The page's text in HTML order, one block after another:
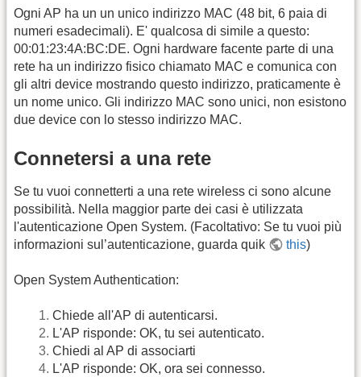
Ogni AP ha un un unico indirizzo MAC (48 bit, 6 paia di
numeri esadecimali). E' qualcosa di simile a questo:
00:01:23:4A:BC:DE. Ogni hardware facente parte di una
rete ha un indirizzo fisico chiamato MAC e comunica con
gli altri device mostrando questo indirizzo, praticamente è
un nome unico. Gli indirizzo MAC sono unici, non esistono
due device con lo stesso indirizzo MAC.
Connetersi a una rete
Se tu vuoi connetterti a una rete wireless ci sono alcune
possibilità. Nella maggior parte dei casi è utilizzata
l'autenticazione Open System. (Facoltativo: Se tu vuoi più
informazioni sul’autenticazione, guarda quik
this)
Open System Authentication:
Chiede all'AP di autenticarsi.
L'AP risponde: OK, tu sei autenticato.
Chiedi al AP di associarti
L'AP risponde: OK, ora sei connesso.